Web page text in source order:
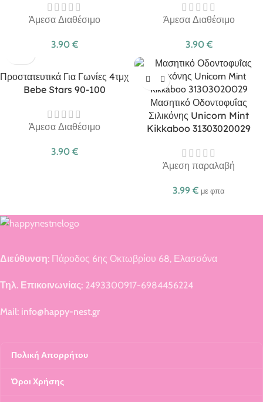
Άμεσα Διαθέσιμο
3.90 €
Άμεσα Διαθέσιμο
3.90 €
Προστατευτικά Για Γωνίες 4τμχ
Bebe Stars 90-100
Άμεσα Διαθέσιμο
3.90 €
Μασητικό Οδοντοφυΐας
Σιλικόνης Unicorn Mint
Kikkaboo 31303020029
Άμεση παραλαβή
3.99 € με φπα
Διεύθυνση: Πάροδος 6ης Οκτωβρίου 68, Ελασσόνα
Τηλ. Επικοινωνίας: 2493300917-6984456224
Mail: info@happy-nest.gr
Πολική Απορρήτου
Όροι Χρήσης